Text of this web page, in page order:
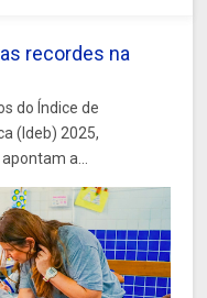
recordes na
do Índice de
(Ideb) 2025,
a...